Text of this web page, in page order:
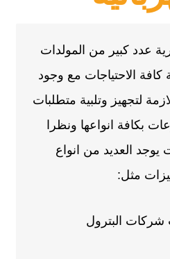
عدد كبير من المولدات
كافة الاحتياجات مع وجود
لتجهيز وتلبية متطلبات
بكافة انواعها ونظرا
يوجد العديد من انواع
مثل: